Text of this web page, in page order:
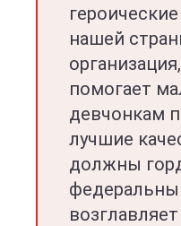
нашей
помогает
девчонкам
лучшие
должны